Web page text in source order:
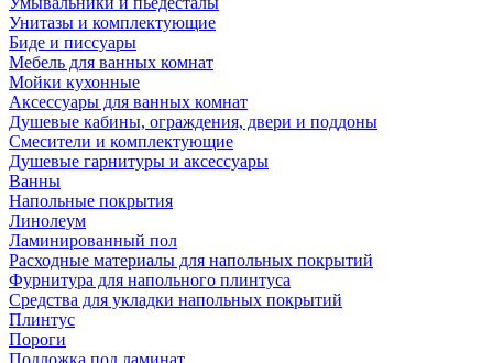
Унитазы и комплектующие
Биде и писсуары
Мебель для ванных комнат
Мойки кухонные
Аксессуары для ванных комнат
Душевые кабины, ограждения, двери и поддоны
Смесители и комплектующие
Душевые гарнитуры и аксессуары
Ванны
Напольные покрытия
Линолеум
Ламинированный пол
Расходные материалы для напольных покрытий
Фурнитура для напольного плинтуса
Средства для укладки напольных покрытий
Плинтус
Пороги
Подложка под ламинат